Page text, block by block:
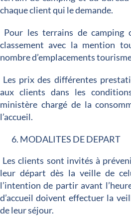
chaque client qui le demande.
Pour les terrains de camping
classement avec la mention
nombre d’emplacements
Les prix des différentes
aux clients dans les
ministère chargé de la
l’accueil.
MODALITES DE DEPART
Les clients sont invités à
leur départ dès la veille de
l’intention de partir avant
d’accueil doivent effectuer la
de leur séjour.